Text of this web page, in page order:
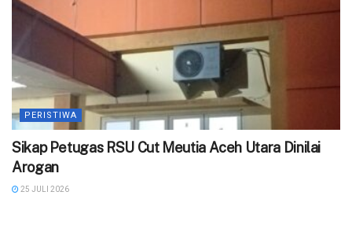
PERISTIWA
‎Sikap Petugas RSU Cut Meutia Aceh Utara Dinilai
Arogan
25 JULI 2026